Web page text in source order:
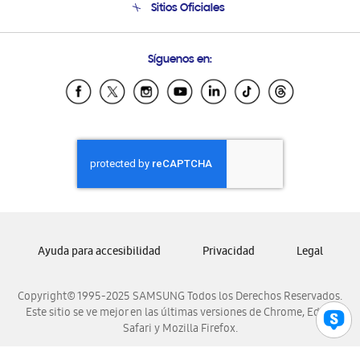
Condiciones de Compra
Soporte vía eMail
Sitios Oficiales
Samsung Ecuador
Samsung El Salvador
Samsung Honduras
Samsung Nicaragua
Samsung Panamá
Samsung Venezuela
Síguenos en:
Copyright© 1995-2025 SAMSUNG Todos los Derechos Reservados.
Este sitio se ve mejor en las últimas versiones de Chrome, Edge,
Safari y Mozilla Firefox.
Ayuda para accesibilidad Privacidad Legal